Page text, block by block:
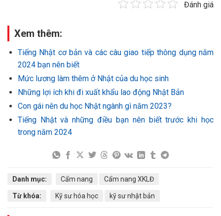
Đánh giá
Xem thêm:
Tiếng Nhật cơ bản và các câu giao tiếp thông dụng năm
2024 bạn nên biết
Mức lương làm thêm ở Nhật của du học sinh
Những lợi ích khi đi xuất khẩu lao động Nhật Bản
Con gái nên du học Nhật ngành gì năm 2023?
Tiếng Nhật và những điều bạn nên biết trước khi học
trong năm 2024
Danh mục: Cẩm nang Cẩm nang XKLĐ
Từ khóa: Kỹ sư hóa học kỹ sư nhật bản